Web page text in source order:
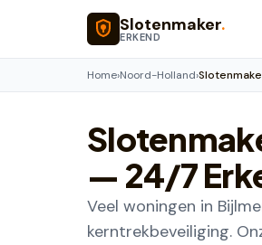
Naar hoofdinhoud
Slotenmaker.
ERKEND
Home›Noord-Holland›
— 24/7
Veel woningen in
kerntrekbeveiliging.